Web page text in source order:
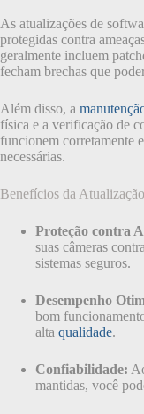
As atualizações de
protegidas contra
geralmente incluem
fecham brechas que
Além disso, a
física e a verificação de
funcionem corretamente
necessárias.
Benefícios da
Proteção contra
suas câmeras
sistemas seguros.
Desempenho
bom
alta qualidade.
Confiabilidade:
mantidas, você